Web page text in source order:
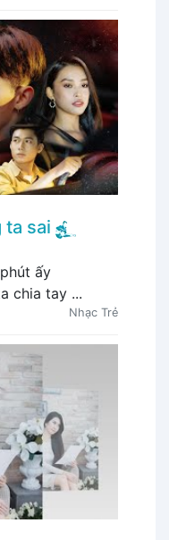
ta sai
ấy
chia tay ...
Nhạc Trẻ